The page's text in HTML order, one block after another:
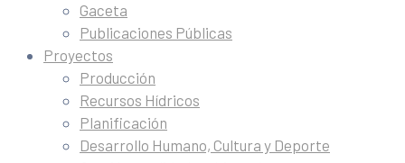
Gaceta
Publicaciones Públicas
Proyectos
Producción
Recursos Hídricos
Planificación
Desarrollo Humano, Cultura y Deporte